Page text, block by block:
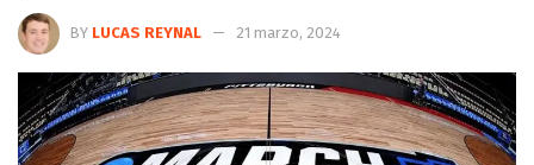
BY LUCAS REYNAL 21 marzo, 2024